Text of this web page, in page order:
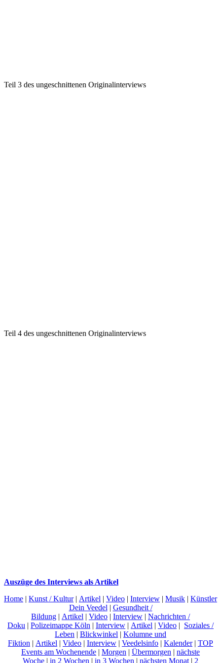
Teil 3 des ungeschnittenen Originalinterviews
Teil 4 des ungeschnittenen Originalinterviews
Auszüge des Interviews als Artikel
Home | Kunst / Kultur| Artikel | Video | Interview | Musik | Künstler
Dein Veedel | Gesundheit /
Bildung | Artikel | Video | Interview | Nachrichten /
Doku | Polizeimappe Köln | Interview | Artikel | Video | Soziales /
Leben | Blickwinkel | Kolumne und
Fiktion | Artikel | Video | Interview | Veedelsinfo | Kalender| TOP
Events am Wochenende | Morgen | Übermorgen | nächste
Woche | in 2 Wochen | in 3 Wochen | nächsten Monat | 2